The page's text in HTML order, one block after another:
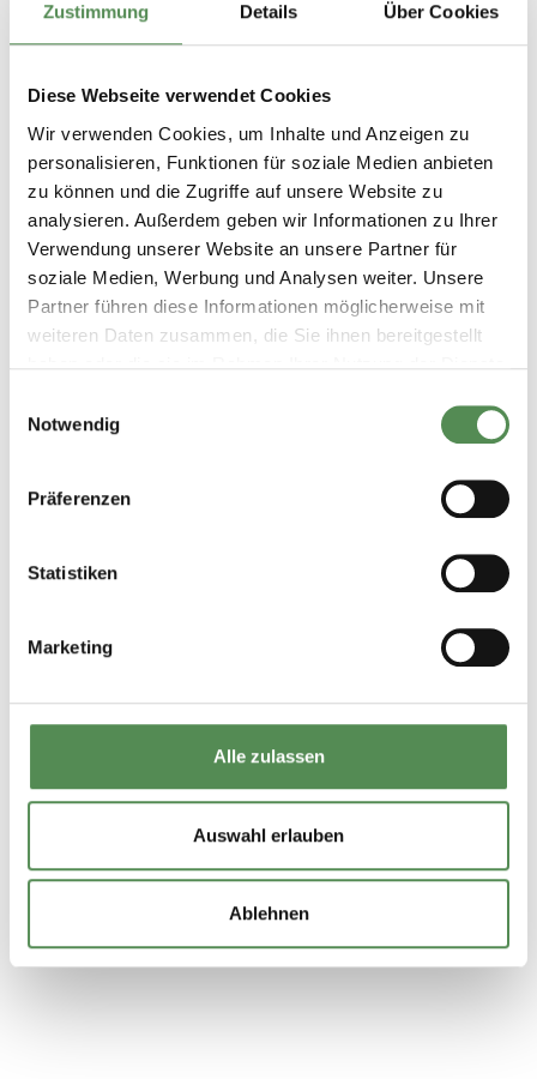
Zustimmung Details Über Cookies
Diese Webseite verwendet Cookies
Wir verwenden Cookies, um Inhalte und Anzeigen zu
personalisieren, Funktionen für soziale Medien anbieten
zu können und die Zugriffe auf unsere Website zu
analysieren. Außerdem geben wir Informationen zu Ihrer
Verwendung unserer Website an unsere Partner für
soziale Medien, Werbung und Analysen weiter. Unsere
Partner führen diese Informationen möglicherweise mit
weiteren Daten zusammen, die Sie ihnen bereitgestellt
Notwendig
Präferenzen
Statistiken
Marketing
Alle zulassen
Auswahl erlauben
Ablehnen
Beziehungsgestaltung zwischen Erzieherin oder Erzieher
und Kind oder um das Kennenlernen der spezifischen
Ausgehend davon wird der Sprach- und Bildungskurs
konzipiert und die Teilnehmenden in Kleingruppen intensiv
mit dem deutschen Bildungssystem vertraut gemacht.